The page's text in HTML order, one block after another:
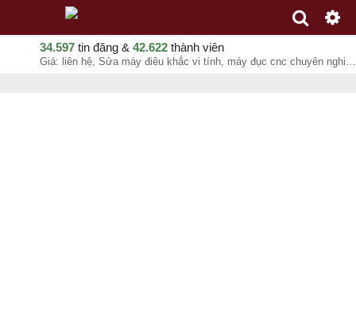
34.597 tin đăng & 42.622 thành viên
Giá: liên hệ, Sửa máy điêu khắc vi tính, máy đục cnc chuyên nghiệp tại Củ Chi, quận 12, Hóc Môn, Phạm Thị Phương Dung, chuyên mục Sửa chữa tại Huyện Hóc Môn - Hồ Chí Minh - 07-08-2026 08:20:02